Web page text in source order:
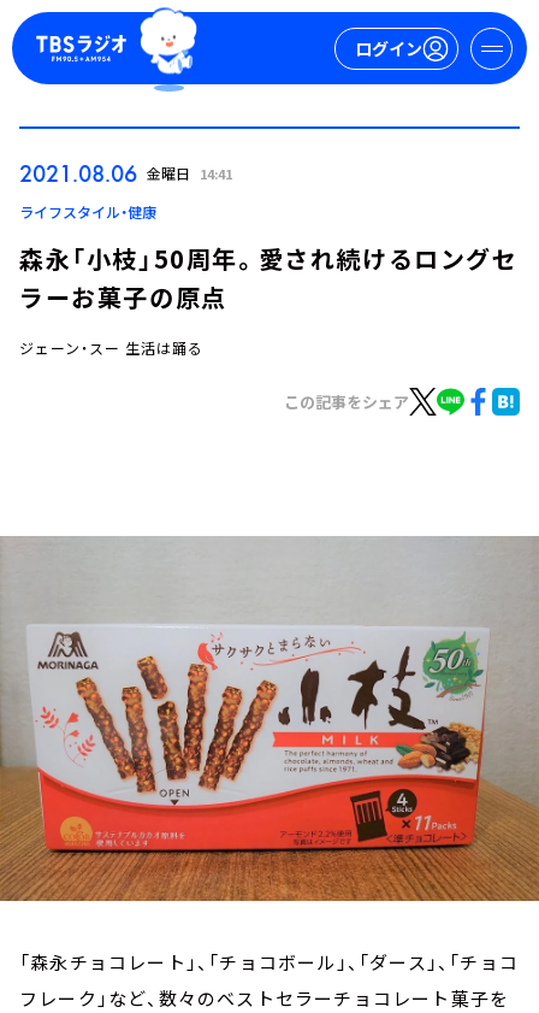
ログイン
ログイン
会社情報
2021.08.06 金曜日 14:41
ライフスタイル・健康
森永「小枝」50周年。愛され続けるロングセ
ラーお菓子の原点
ジェーン・スー 生活は踊る
この記事をシェア
「森永チョコレート」、「チョコボール」、「ダース」、「チョコ
フレーク」など、数々のベストセラーチョコレート菓子を